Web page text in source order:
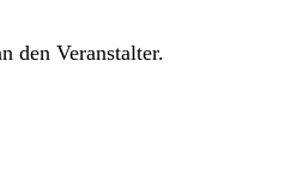
den Veranstalter.